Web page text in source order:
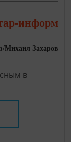
информ
Михаил Захаров
в